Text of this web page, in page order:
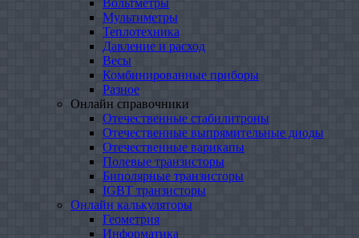
Вольтметры
Мультиметры
Теплотехника
Давление и расход
Весы
Комбинированные приборы
Разное
Онлайн справочники
Отечественные стабилитроны
Отечественные выпрямительные диоды
Отечественные варикапы
Полевые транзисторы
Биполярные транзисторы
IGBT транзисторы
Онлайн калькуляторы
Геометрия
Информатика